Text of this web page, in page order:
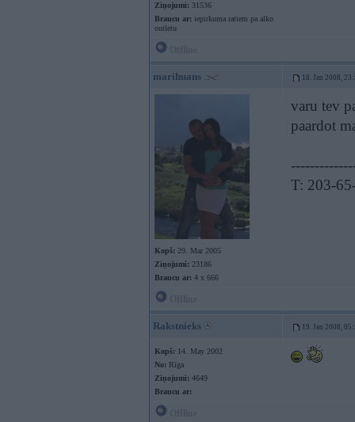
Ziņojumi: 31536
Braucu ar: iepirkuma ratiem pa alko
outletu
marihuans 18. Jan 2008,
Kopš: 29. Mar 2005
Ziņojumi: 23186
Braucu ar: 4 x 666
varu tev
paardot
T: 203-
Rakstnieks 19. Jan 2008,
Kopš: 14. May 2002
No: Rīga
Ziņojumi: 4649
Braucu ar: